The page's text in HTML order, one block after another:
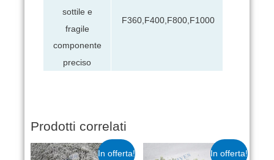
sottile e
fragile
componente
preciso
F360,F400,F800,F1000
Prodotti correlati
In offerta! In offerta!